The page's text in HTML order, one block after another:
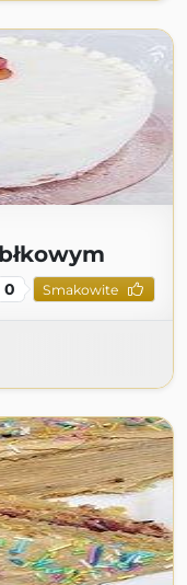
0 Smakowite